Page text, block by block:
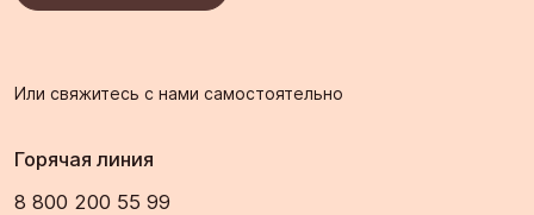
Или свяжитесь с нами самостоятельно
Горячая линия
8 800 200 55 99